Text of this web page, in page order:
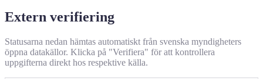
Extern verifiering
Statusarna nedan hämtas automatiskt från svenska myndigheters
öppna datakällor. Klicka på "Verifiera" för att kontrollera
uppgifterna direkt hos respektive källa.